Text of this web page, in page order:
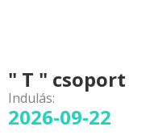
" T " csoport
Indulás:
2026-09-22